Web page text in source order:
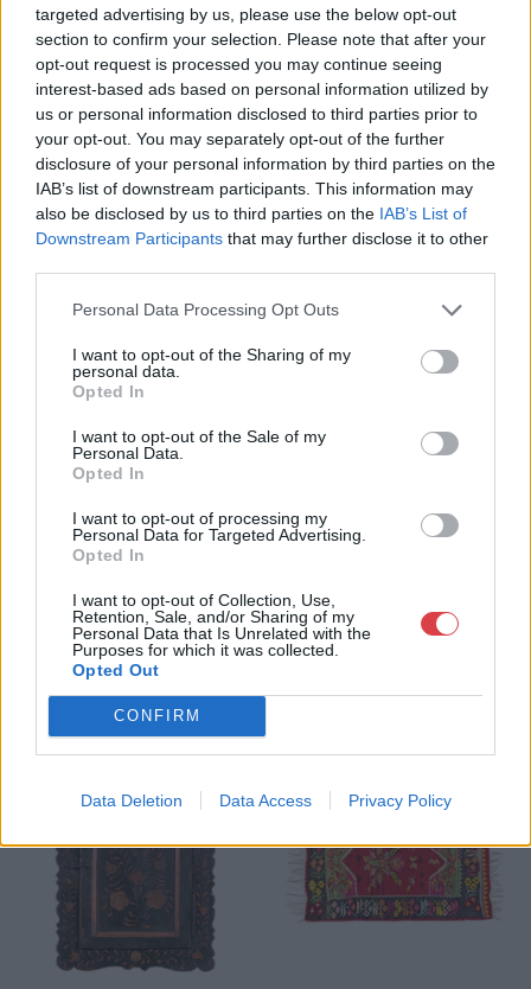
targeted advertising by us, please use the below opt-out
section to confirm your selection. Please note that after your
opt-out request is processed you may continue seeing
interest-based ads based on personal information utilized by
us or personal information disclosed to third parties prior to
your opt-out. You may separately opt-out of the further
disclosure of your personal information by third parties on the
IAB’s list of downstream participants. This information may
also be disclosed by us to third parties on the IAB’s List of
Downstream Participants that may further disclose it to other
Personal Data Processing Opt Outs
I want to opt-out of the Sharing of my
personal data.
Opted In
I want to opt-out of the Sale of my
Personal Data.
Opted In
I want to opt-out of processing my
Personal Data for Targeted Advertising.
Opted In
I want to opt-out of Collection, Use,
Retention, Sale, and/or Sharing of my
Personal Data that Is Unrelated with the
Purposes for which it was collected.
Opted Out
CONFIRM
Data Deletion Data Access Privacy Policy
Eladó adatai
Eladó:Nagyházi Galéria és
Aukciósház
Cím: Müller Márta
Nagyházi Galéria és Aukciósház
Kft.
1055 Budapest, Balaton utca 8.
Telefon: +361 475 6000 +361
4756005
http://www.nagyhazi.hu
Bemutatkozás: Magas színvonalú festmények és műtárgyak,
bútorok, szőnyegek, üveg, porcelán és ezüst tárgyak, ékszerek,
néprajzi tárgyak értékesítése és aukcionálása. Hagyatékok és
a tárgyfelvétel folyamatos.
KAPCSOLÓDÓ MŰTÁRGYAK